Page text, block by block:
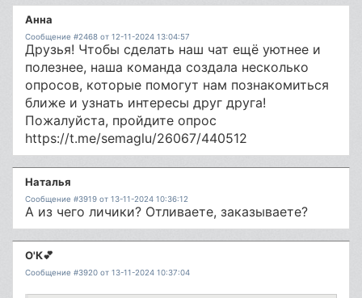
Анна
Сообщение #2468 от 12-11-2024 13:04:57
Друзья! Чтобы сделать наш чат ещё уютнее и
полезнее, наша команда создала несколько
опросов, которые помогут нам познакомиться
ближе и узнать интересы друг друга!
Пожалуйста, пройдите опрос
https://t.me/semaglu/26067/440512
Наталья
Сообщение #3919 от 13-11-2024 10:36:12
А из чего личики? Отливаете, заказываете?
О'К💕
Сообщение #3920 от 13-11-2024 10:37:04